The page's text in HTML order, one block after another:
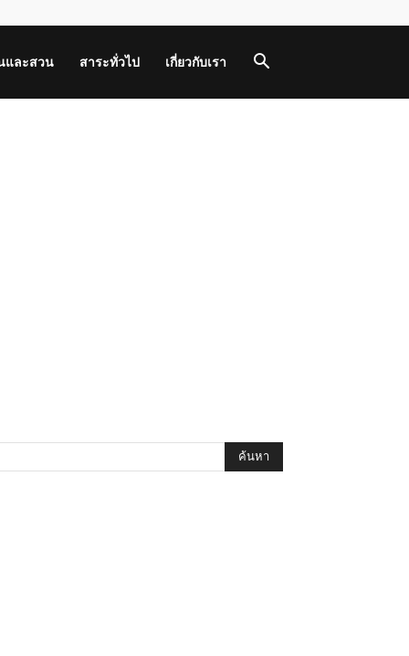
และสวน สาระทั่วไป เกี่ยวกับเรา